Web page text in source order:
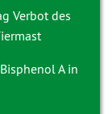
Verbot des
A in